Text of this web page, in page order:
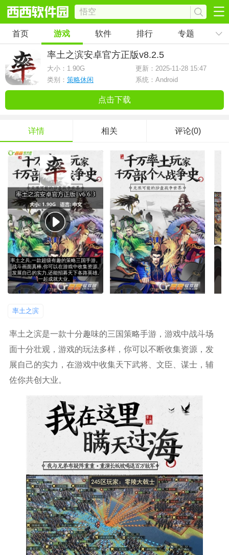
首页 游戏 软件 排行 专题
率土之滨安卓官方正版v8.2.5
大小： 1.90G
更新：2025-11-28 15:47
类别： 策略休闲 系统：Android
点击下载
详情 相关 评论(0)
率土之滨
率土之滨是一款十分趣味的三国策略手游，游戏中战斗场
面十分壮观，游戏的玩法多样，你可以不断收集资源，发
展自己的实力，在游戏中收集天下武将、文臣、谋士，辅
佐你共创大业。